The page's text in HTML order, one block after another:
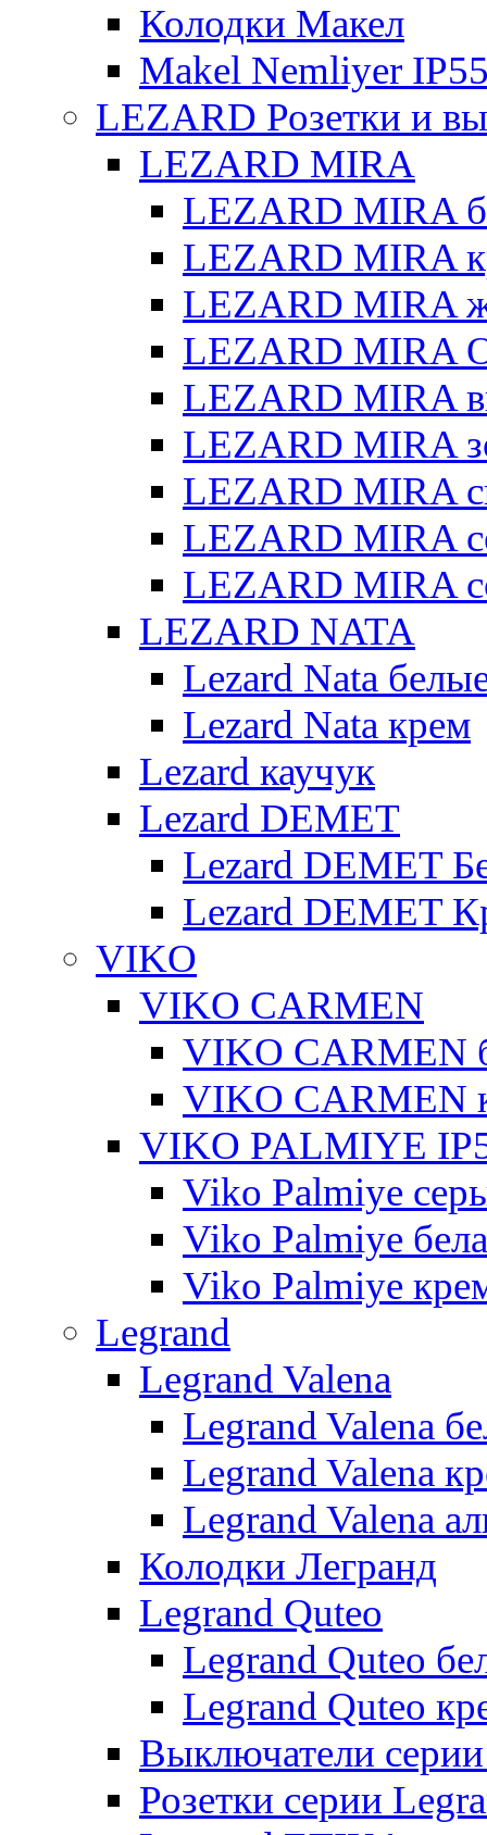
Колодки Макел
Makel Nemliyer
LEZARD Розетки и
LEZARD MIRA
LEZARD MIRA
LEZARD MIRA
LEZARD MIRA
LEZARD MIRA
LEZARD MIRA
LEZARD MIRA
LEZARD MIRA
LEZARD MIRA
LEZARD MIRA
LEZARD NATA
Lezard Nata
Lezard Nata крем
Lezard каучук
Lezard DEMET
Lezard DEMET
Lezard DEMET
VIKO
VIKO CARMEN
VIKO CARMEN
VIKO CARMEN
VIKO PALMIYE
Viko Palmiye
Viko Palmiye
Viko Palmiye
Legrand
Legrand Valena
Legrand Valena
Legrand Valena
Legrand Valena
Колодки Легранд
Legrand Quteo
Legrand Quteo
Legrand Quteo
Выключатели
Розетки серии